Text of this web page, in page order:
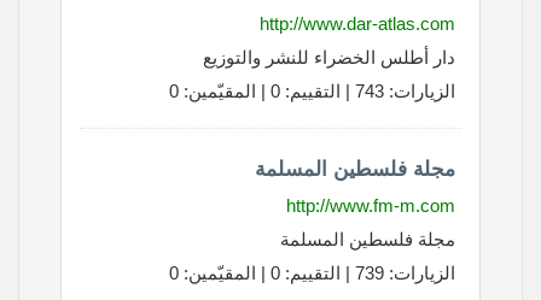
http://www.dar-atlas.com
دار أطلس الخضراء للنشر والتوزيع
الزيارات: 743 | التقييم: 0 | المقيّمين: 0
مجلة فلسطين المسلمة
http://www.fm-m.com
مجلة فلسطين المسلمة
الزيارات: 739 | التقييم: 0 | المقيّمين: 0